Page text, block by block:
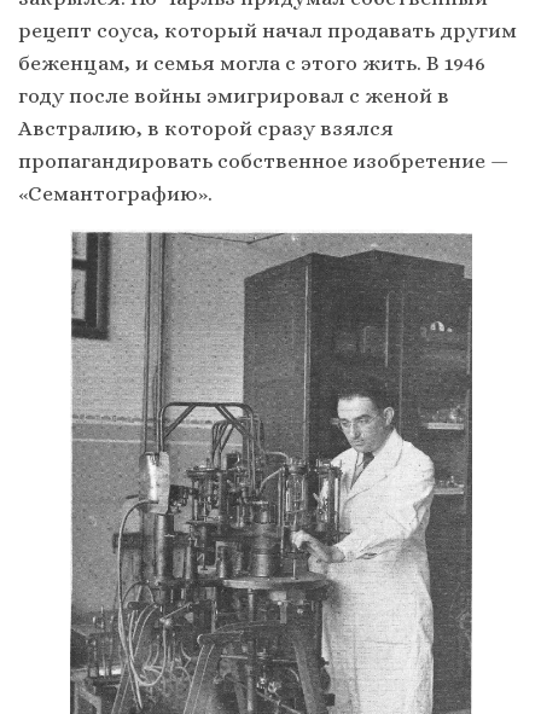
рецепт соуса, который начал продавать другим
беженцам, и семья могла с этого жить. В 1946
году после войны эмигрировал с женой в
Австралию, в которой сразу взялся
пропагандировать собственное изобретение —
«Семантографию».